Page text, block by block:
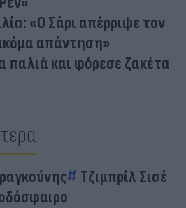
«Ο Σάρι απέρριψε τον
απάντηση»
παλιά και φόρεσε ζακέτα
Τζιμπρίλ Σισέ